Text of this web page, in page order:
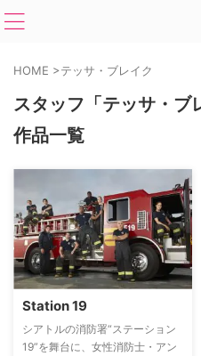
HOME >テッサ・ブレイク
スタッフ「テッサ・ブ
作品一覧
Station 19
シアトルの消防署“ステーション
19”を舞台に、女性消防士・アン